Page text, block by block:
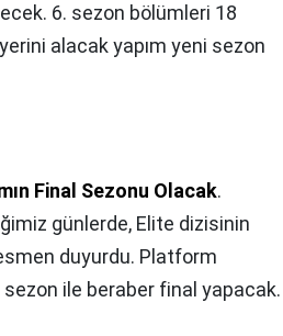
6. sezon bölümleri 18
alacak yapım yeni sezon
Final Sezonu Olacak.
günlerde, Elite dizisinin
duyurdu. Platform
ile beraber final yapacak.